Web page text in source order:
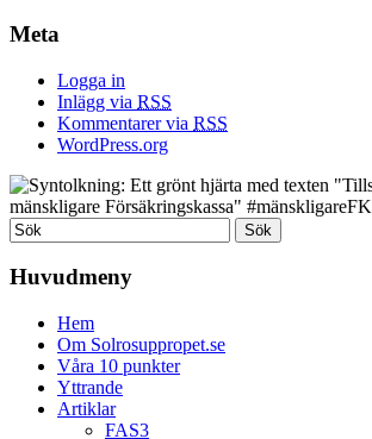
Meta
Logga in
Inlägg via RSS
Kommentarer via RSS
WordPress.org
Huvudmeny
Hem
Om Solrosuppropet.se
Våra 10 punkter
Yttrande
Artiklar
FAS3